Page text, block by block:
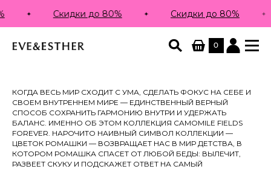
0
Скидки до 80% Скидки до 80%
КОГДА ВЕСЬ МИР СХОДИТ С УМА, СДЕЛАТЬ ФОКУС НА СЕБЕ И
СВОЕМ ВНУТРЕННЕМ МИРЕ — ЕДИНСТВЕННЫЙ ВЕРНЫЙ
СПОСОБ СОХРАНИТЬ ГАРМОНИЮ ВНУТРИ И УДЕРЖАТЬ
БАЛАНС. ИМЕННО ОБ ЭТОМ КОЛЛЕКЦИЯ CAMOMILE FIELDS
FOREVER. НАРОЧИТО НАИВНЫЙ СИМВОЛ КОЛЛЕКЦИИ —
ЦВЕТОК РОМАШКИ — ВОЗВРАЩАЕТ НАС В МИР ДЕТСТВА, В
КОТОРОМ РОМАШКА СПАСЕТ ОТ ЛЮБОЙ БЕДЫ: ВЫЛЕЧИТ,
РАЗВЕЕТ СКУКУ И ПОДСКАЖЕТ ОТВЕТ НА САМЫЙ